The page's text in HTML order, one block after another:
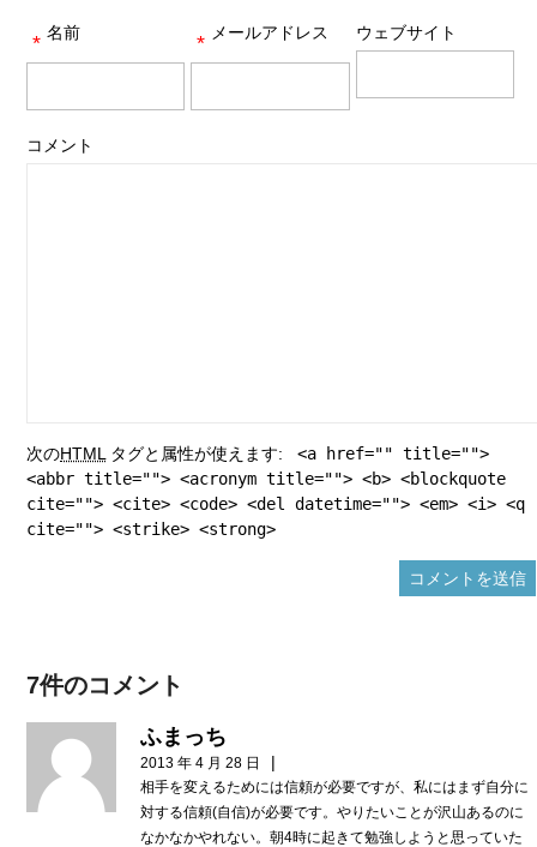
名前
* メールアドレス
* ウェブサイト
コメント
次のHTML タグと属性が使えます:
<a href="" title="">
<abbr title=""> <acronym title=""> <b> <blockquote
cite=""> <cite> <code> <del datetime=""> <em> <i> <q
cite=""> <strike> <strong>
7件のコメント
ふまっち
2013 年 4 月 28 日 |
相手を変えるためには信頼が必要ですが、私にはまず自分に
対する信頼(自信)が必要です。やりたいことが沢山あるのに
なかなかやれない。朝4時に起きて勉強しようと思っていた